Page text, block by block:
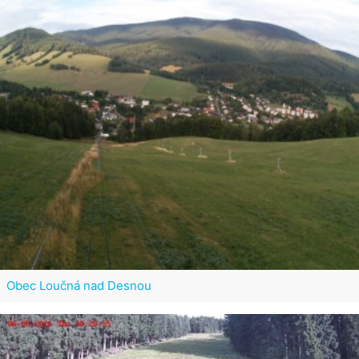
Obec Loučná nad Desnou